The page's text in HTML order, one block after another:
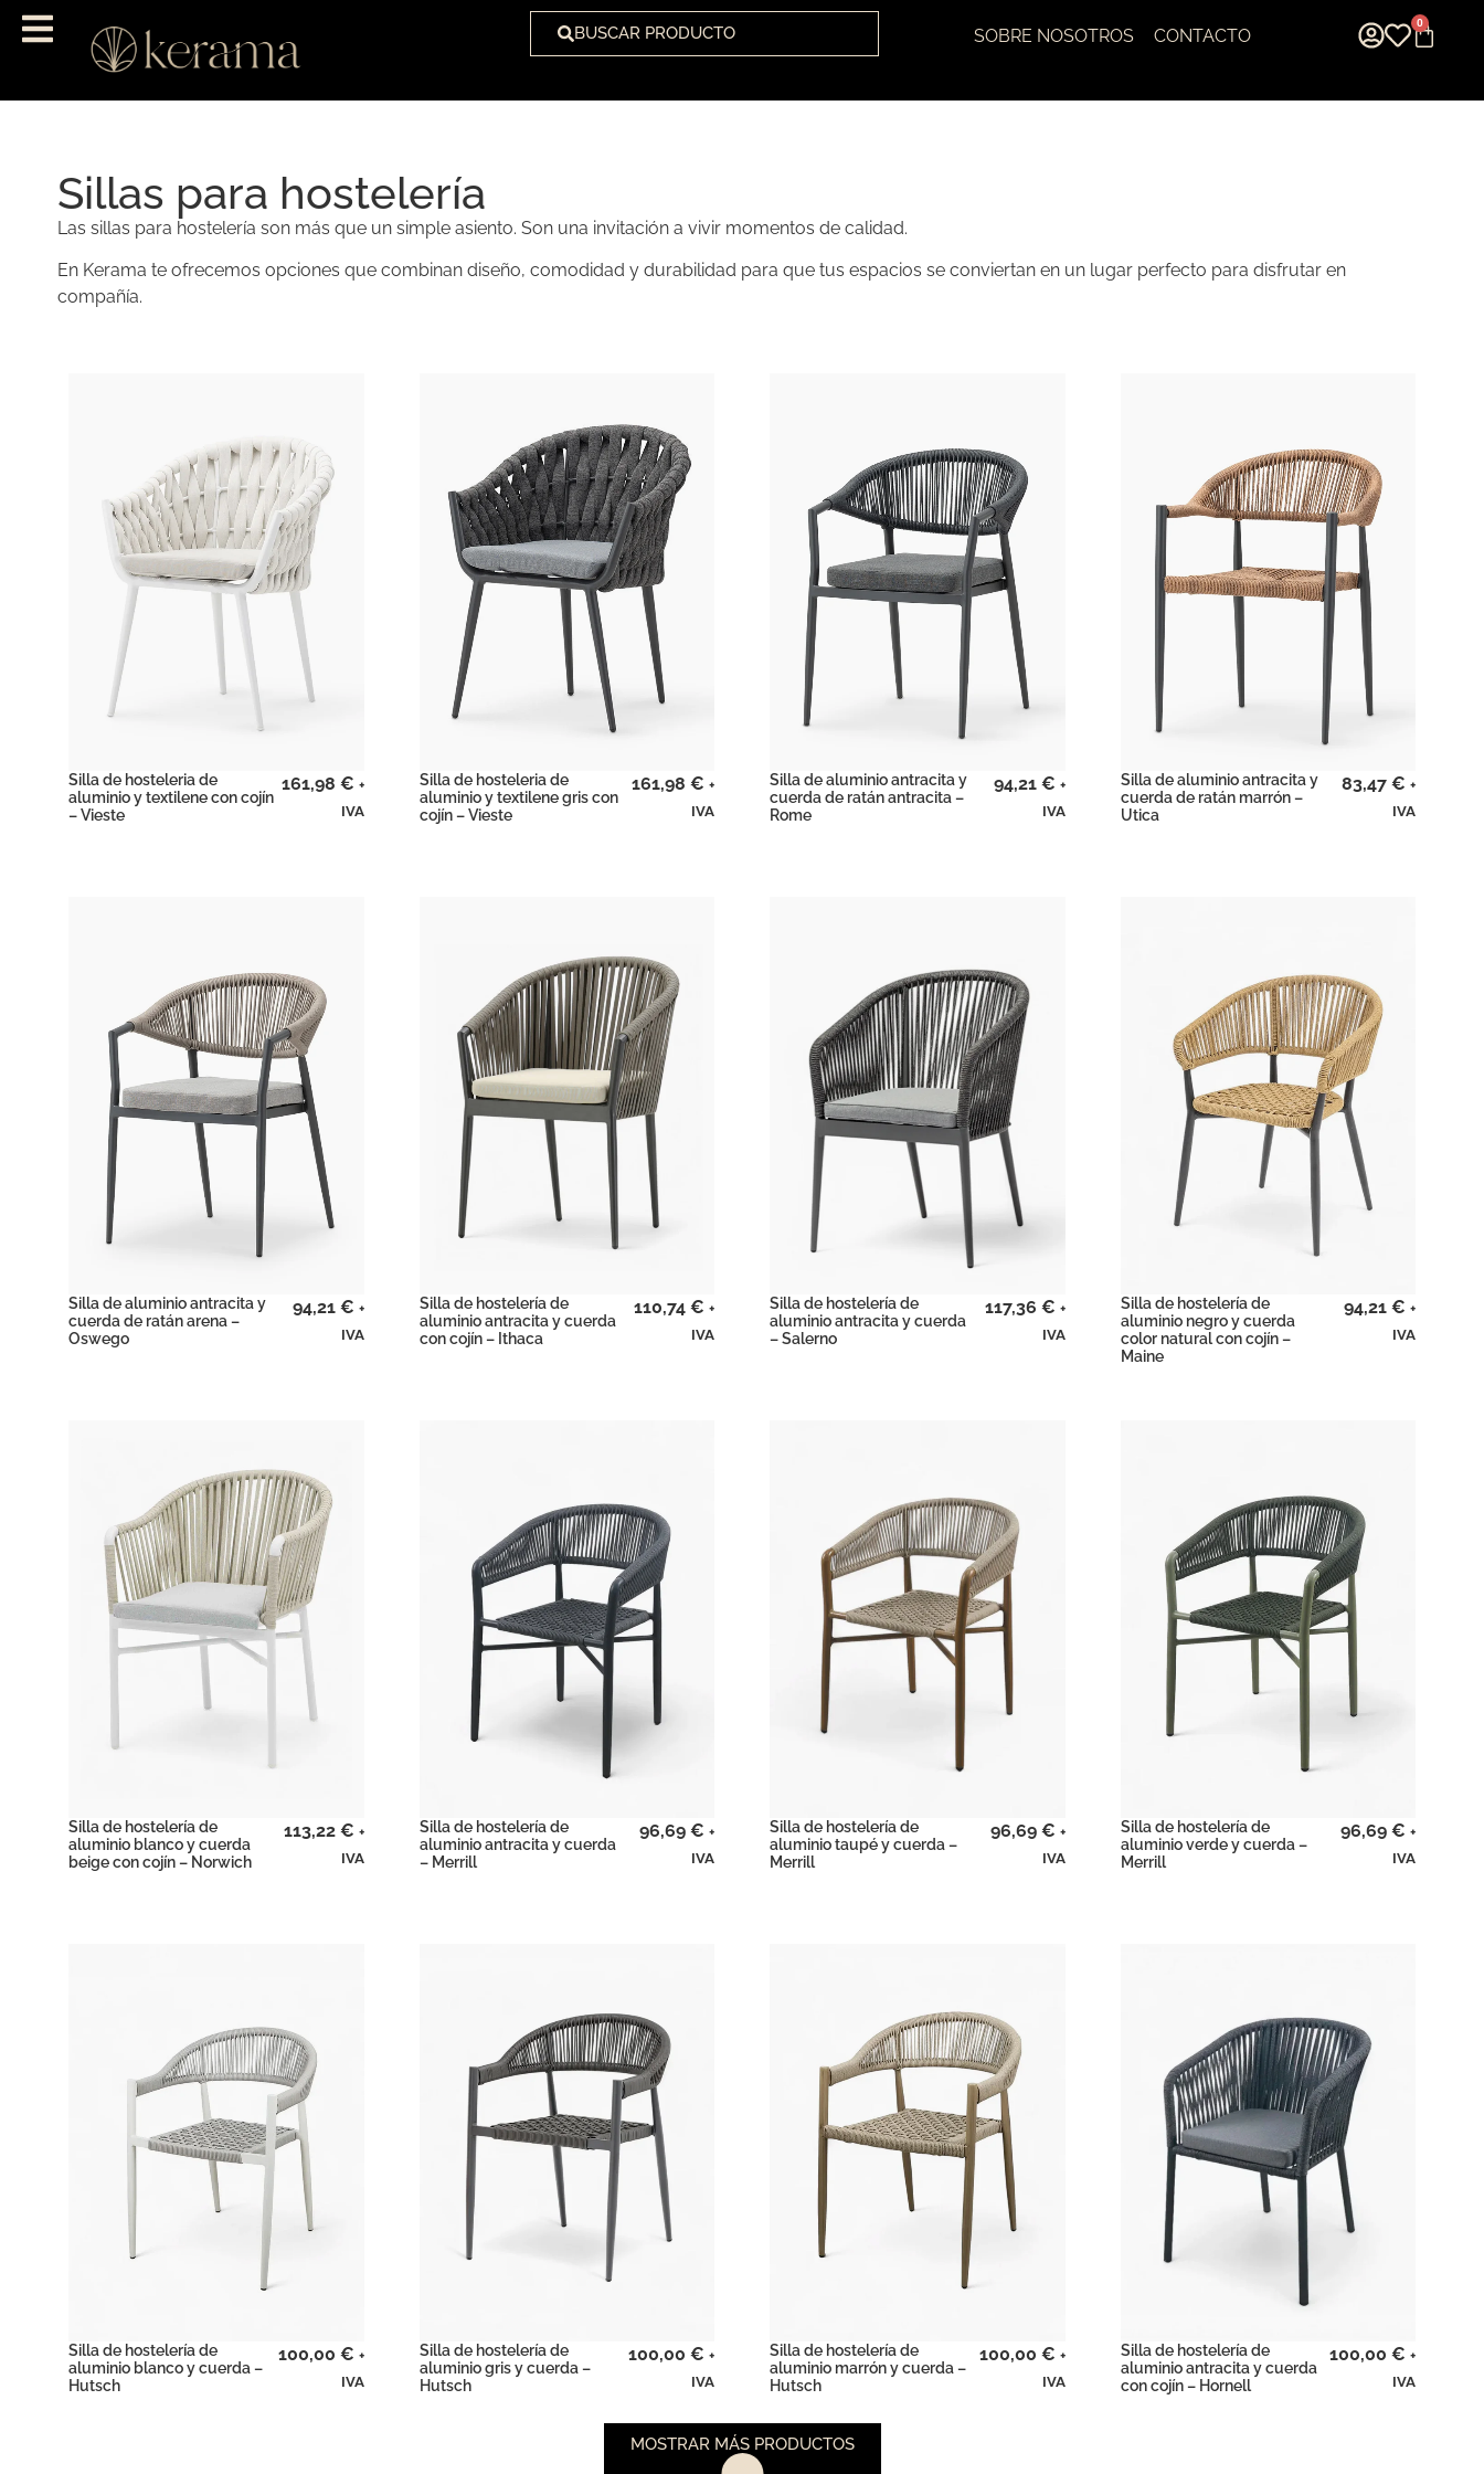
BUSCAR PRODUCTO SOBRE NOSOTROS CONTACTO
0
Sillas para hostelería
Las sillas para hostelería son más que un simple asiento. Son una invitación a vivir momentos de calidad.
En Kerama te ofrecemos opciones que combinan diseño, comodidad y durabilidad para que tus espacios se conviertan en un lugar perfecto para disfrutar en
compañía.
Silla de hosteleria de
aluminio y textilene con cojín
– Vieste
161,98 € +
IVA
Silla de hosteleria de
aluminio y textilene gris con
cojín – Vieste
161,98 € +
IVA
Silla de aluminio antracita y
cuerda de ratán antracita –
Rome
94,21 € +
IVA
Silla de aluminio antracita y
cuerda de ratán marrón –
Utica
83,47 € +
IVA
Silla de aluminio antracita y
cuerda de ratán arena –
Oswego
94,21 € +
IVA
Silla de hostelería de
aluminio antracita y cuerda
con cojín – Ithaca
110,74 € +
IVA
Silla de hostelería de
aluminio antracita y cuerda
– Salerno
117,36 € +
IVA
Silla de hostelería de
aluminio negro y cuerda
color natural con cojín –
Maine
94,21 € +
IVA
Silla de hostelería de
aluminio blanco y cuerda
beige con cojín – Norwich
113,22 € +
IVA
Silla de hostelería de
aluminio antracita y cuerda
– Merrill
96,69 € +
IVA
Silla de hostelería de
aluminio taupé y cuerda –
Merrill
96,69 € +
IVA
Silla de hostelería de
aluminio verde y cuerda –
Merrill
96,69 € +
IVA
Silla de hostelería de
aluminio blanco y cuerda –
Hutsch
100,00 € +
IVA
Silla de hostelería de
aluminio gris y cuerda –
Hutsch
100,00 € +
IVA
Silla de hostelería de
aluminio marrón y cuerda –
Hutsch
100,00 € +
IVA
Silla de hostelería de
aluminio antracita y cuerda
con cojín – Hornell
100,00 € +
IVA
MOSTRAR MÁS PRODUCTOS